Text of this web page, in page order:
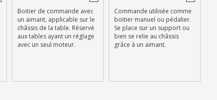
Boitier de commande avec
un aimant, applicable sur le
châssis de la table. Réservé
aux tables ayant un réglage
avec un seul moteur.
Commande utilisée comme
boitier manuel ou pédalier.
Se place sur un support ou
bien se relie au châssis
grâce à un aimant.